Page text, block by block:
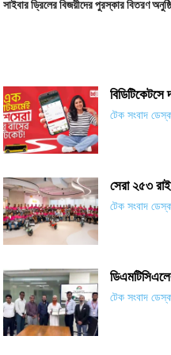
সাইবার ড্রিলের বিজয়ীদের পুরস্কার বিতরণ
টেক সংবাদ
সেরা ২৫৩
টেক সংবাদ
টেক সংবাদ